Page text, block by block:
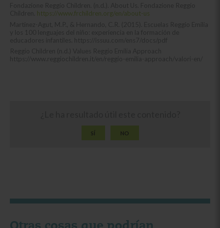
https://www.frchildren.org/en/about-us
SÍ NO